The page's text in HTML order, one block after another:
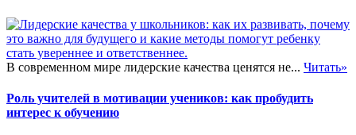
В современном мире лидерские качества ценятся не... Читать»
Роль учителей в мотивации учеников: как пробудить
интерес к обучению